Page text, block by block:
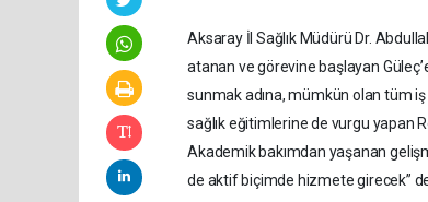
Aksaray İl Sağlık Müdürü Dr.
atanan ve görevine başlayan
sunmak adına, mümkün olan tüm
sağlık eğitimlerine de vurgu yapan
Akademik bakımdan yaşanan
de aktif biçimde hizmete girecek”